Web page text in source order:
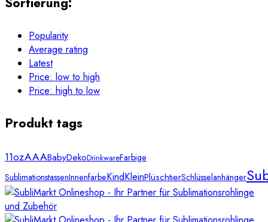
Popularity
Average rating
Latest
Price: low to high
Price: high to low
Produkt tags
11ozAAABabyDekoDrinkwareFarbige
SublimationstassenInnenfarbeKindKleinPlüschtierSchlüsselanhänger